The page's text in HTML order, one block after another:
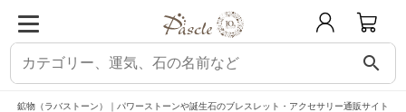
search
鉱物（ラバストーン）｜パワーストーンや誕生石のブレスレット・アクセサリー通販サイト